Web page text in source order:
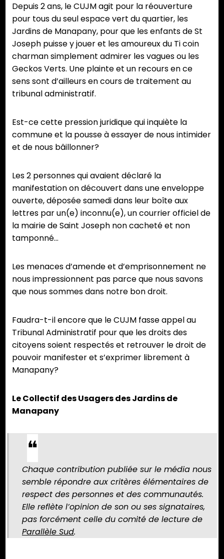
Depuis 2 ans, le CUJM agit pour la réouverture
pour tous du seul espace vert du quartier, les
Jardins de Manapany, pour que les enfants de St
Joseph puisse y jouer et les amoureux du Ti coin
charman simplement admirer les vagues ou les
Geckos Verts. Une plainte et un recours en ce
sens sont d’ailleurs en cours de traitement au
tribunal administratif.
Est-ce cette pression juridique qui inquiète la
commune et la pousse à essayer de nous intimider
et de nous bâillonner?
Les 2 personnes qui avaient déclaré la
manifestation on découvert dans une enveloppe
ouverte, déposée samedi dans leur boîte aux
lettres par un(e) inconnu(e), un courrier officiel de
la mairie de Saint Joseph non cacheté et non
tamponné…
Les menaces d’amende et d’emprisonnement ne
nous impressionnent pas parce que nous savons
que nous sommes dans notre bon droit.
Faudra-t-il encore que le CUJM fasse appel au
Tribunal Administratif pour que les droits des
citoyens soient respectés et retrouver le droit de
pouvoir manifester et s’exprimer librement à
Manapany?
Le Collectif des Usagers des Jardins de
Manapany
Chaque contribution publiée sur le média nous
semble répondre aux critères élémentaires de
respect des personnes et des communautés.
Elle reflète l’opinion de son ou ses signataires,
pas forcément celle du comité de lecture de
Parallèle Sud.